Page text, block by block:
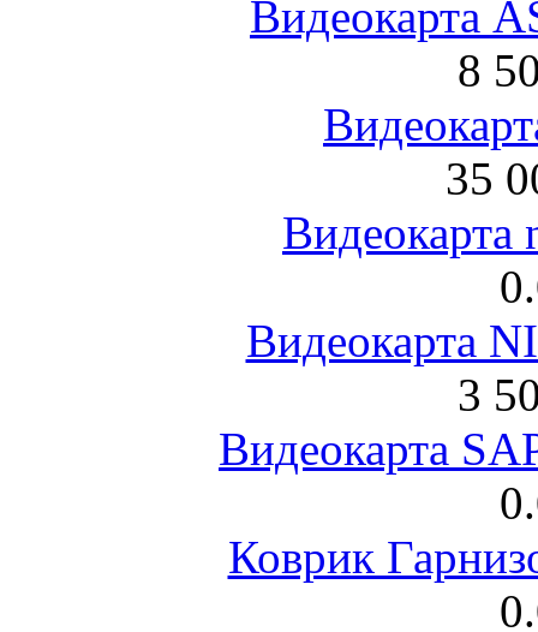
Видеокарта
8
35
Видеокарта
Видеокарта
3
Видеокарта
Коврик